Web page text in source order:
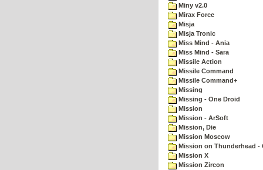
Miny v2.0
Mirax Force
Misja
Misja Tronic
Miss Mind - Ania
Miss Mind - Sara
Missile Action
Missile Command
Missile Command+
Missing
Missing - One Droid
Mission
Mission - ArSoft
Mission, Die
Mission Moscow
Mission on Thunderhead -
Mission X
Mission Zircon